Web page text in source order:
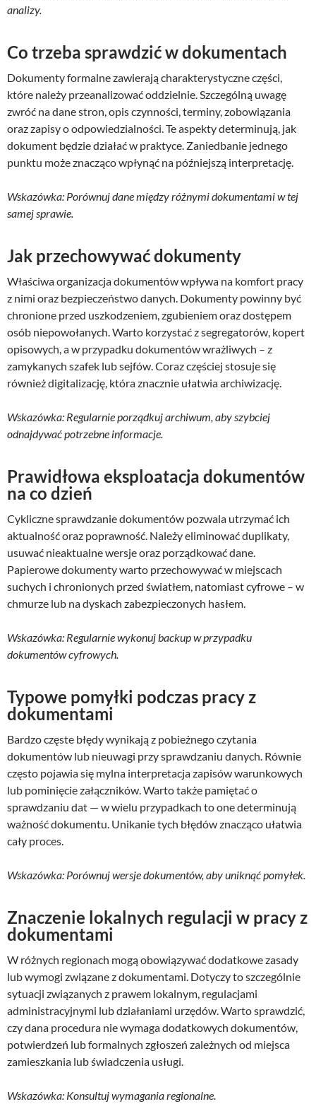
analizy.
Co trzeba sprawdzić w dokumentach
Dokumenty formalne zawierają charakterystyczne części,
które należy przeanalizować oddzielnie. Szczególną uwagę
zwróć na dane stron, opis czynności, terminy, zobowiązania
oraz zapisy o odpowiedzialności. Te aspekty determinują, jak
dokument będzie działać w praktyce. Zaniedbanie jednego
punktu może znacząco wpłynąć na późniejszą interpretację.
Wskazówka: Porównuj dane między różnymi dokumentami w tej
samej sprawie.
Jak przechowywać dokumenty
Właściwa organizacja dokumentów wpływa na komfort pracy
z nimi oraz bezpieczeństwo danych. Dokumenty powinny być
chronione przed uszkodzeniem, zgubieniem oraz dostępem
osób niepowołanych. Warto korzystać z segregatorów, kopert
opisowych, a w przypadku dokumentów wrażliwych – z
zamykanych szafek lub sejfów. Coraz częściej stosuje się
również digitalizację, która znacznie ułatwia archiwizację.
Wskazówka: Regularnie porządkuj archiwum, aby szybciej
odnajdywać potrzebne informacje.
Prawidłowa eksploatacja dokumentów
na co dzień
Cykliczne sprawdzanie dokumentów pozwala utrzymać ich
aktualność oraz poprawność. Należy eliminować duplikaty,
usuwać nieaktualne wersje oraz porządkować dane.
Papierowe dokumenty warto przechowywać w miejscach
suchych i chronionych przed światłem, natomiast cyfrowe – w
chmurze lub na dyskach zabezpieczonych hasłem.
Wskazówka: Regularnie wykonuj backup w przypadku
dokumentów cyfrowych.
Typowe pomyłki podczas pracy z
dokumentami
Bardzo częste błędy wynikają z pobieżnego czytania
dokumentów lub nieuwagi przy sprawdzaniu danych. Równie
często pojawia się mylna interpretacja zapisów warunkowych
lub pominięcie załączników. Warto także pamiętać o
sprawdzaniu dat — w wielu przypadkach to one determinują
ważność dokumentu. Unikanie tych błędów znacząco ułatwia
cały proces.
Wskazówka: Porównuj wersje dokumentów, aby uniknąć pomyłek.
Znaczenie lokalnych regulacji w pracy z
dokumentami
W różnych regionach mogą obowiązywać dodatkowe zasady
lub wymogi związane z dokumentami. Dotyczy to szczególnie
sytuacji związanych z prawem lokalnym, regulacjami
administracyjnymi lub działaniami urzędów. Warto sprawdzić,
czy dana procedura nie wymaga dodatkowych dokumentów,
potwierdzeń lub formalnych zgłoszeń zależnych od miejsca
zamieszkania lub świadczenia usługi.
Wskazówka: Konsultuj wymagania regionalne.